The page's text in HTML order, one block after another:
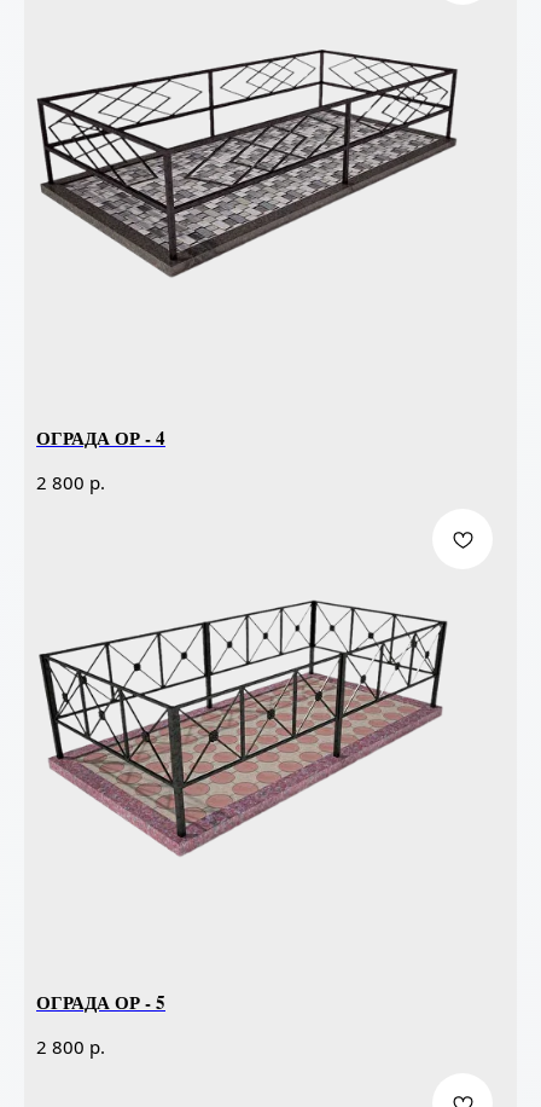
ОГРАДА ОР - 4
2 800 р.
ОГРАДА ОР - 5
2 800 р.